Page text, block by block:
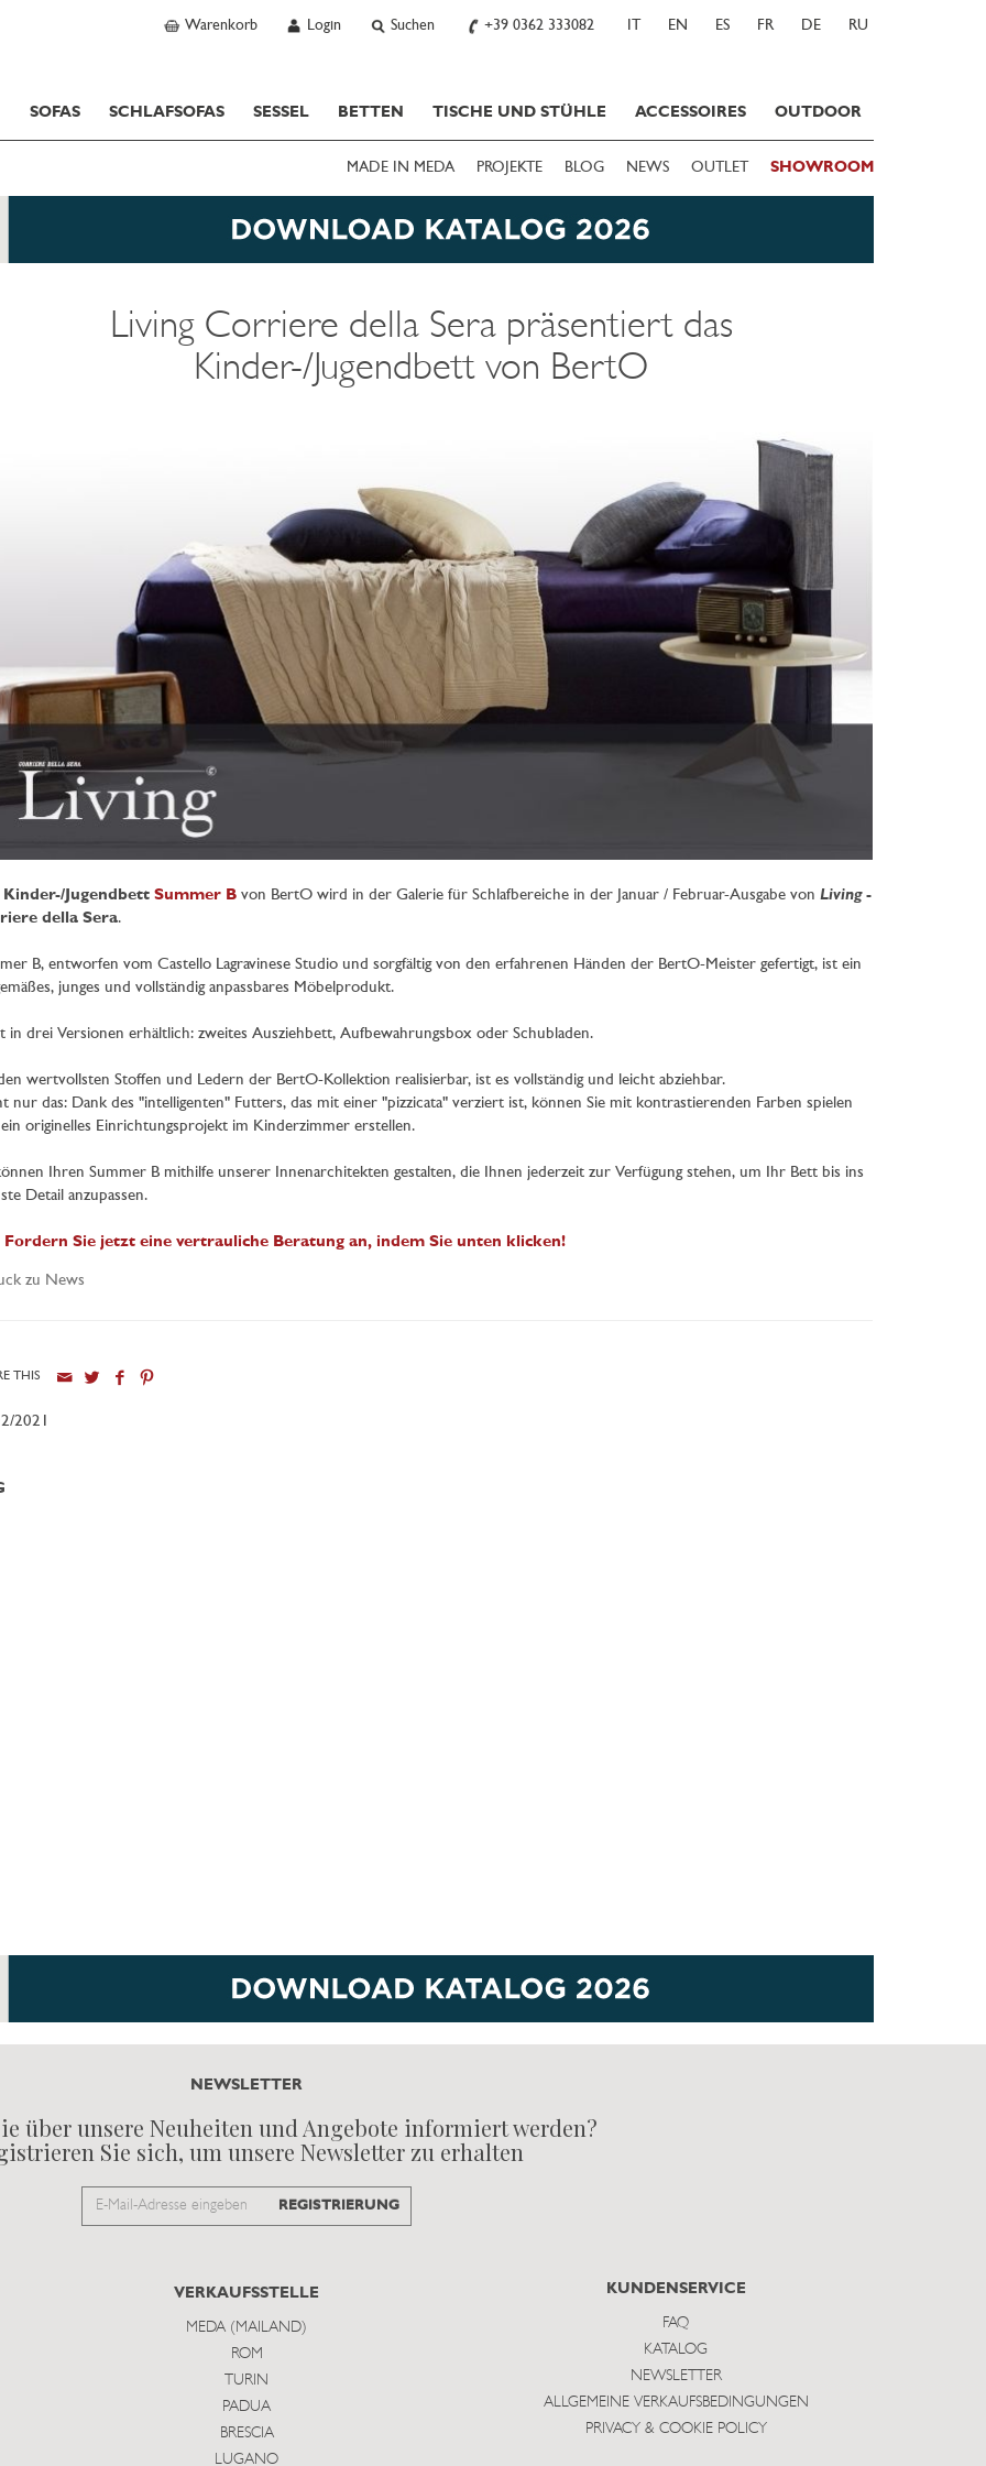
Warenkorb Login Suchen +39 0362 333082 IT EN ES FR DE RU
SOFAS SCHLAFSOFAS SESSEL BETTEN TISCHE UND STÜHLE ACCESSOIRES OUTDOOR
MADE IN MEDA PROJEKTE BLOG NEWS OUTLET SHOWROOM
Living Corriere della Sera präsentiert das
Kinder-/Jugendbett von BertO
Kinder-/Jugendbett Summer Bvon BertO wird in der Galerie für Schlafbereiche in der Januar / Februar-Ausgabe von Living-
della Sera.
B, entworfen vom Castello Lagravinese Studio und sorgfältig von den erfahrenen Händen der BertO-Meister gefertigt, ist ein
junges und vollständig anpassbares Möbelprodukt.
in drei Versionen erhältlich: zweites Ausziehbett, Aufbewahrungsbox oder Schubladen.
wertvollsten Stoffen und Ledern der BertO-Kollektion realisierbar, ist es vollständig und leicht abziehbar.
nur das: Dank des "intelligenten" Futters, das mit einer "pizzicata" verziert ist, können Sie mit kontrastierenden Farben spielen
originelles Einrichtungsprojekt im Kinderzimmer erstellen.
Ihren Summer B mithilfe unserer Innenarchitekten gestalten, die Ihnen jederzeit zur Verfügung stehen, um Ihr Bett bis ins
Detail anzupassen.
Fordern Sie jetzt eine vertrauliche Beratung an, indem Sie unten klicken!
zu News
THIS
2021
NEWSLETTER
über unsere Neuheiten und Angebote informiert werden?
Sie sich, um unsere Newsletter zu erhalten
Email
REGISTRIERUNG
VERKAUFSSTELLE
MEDA (MAILAND)
ROM
TURIN
PADUA
BRESCIA
LUGANO
KUNDENSERVICE
FAQ
KATALOG
NEWSLETTER
ALLGEMEINE VERKAUFSBEDINGUNGEN
PRIVACY & COOKIE POLICY